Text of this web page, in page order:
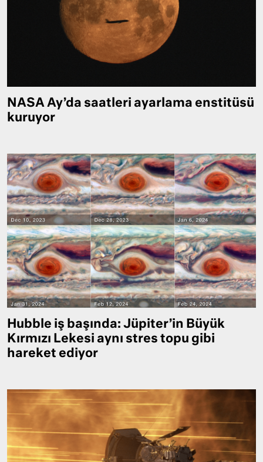
NASA Ay’da saatleri ayarlama enstitüsü
kuruyor
Hubble iş başında: Jüpiter’in Büyük
Kırmızı Lekesi aynı stres topu gibi
hareket ediyor